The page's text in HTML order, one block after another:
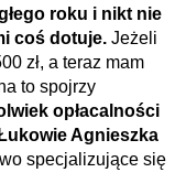
roku i nikt nie
coś dotuje. Jeżeli
zł, a teraz mam
to spojrzy
opłacalności
Agnieszka
specjalizujące się